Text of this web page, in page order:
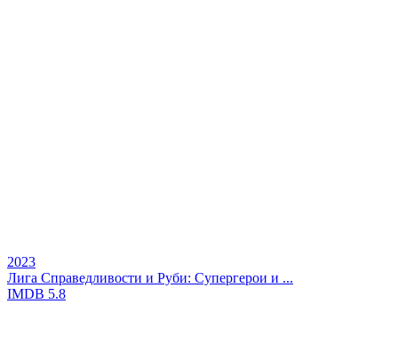
2023
Лига Справедливости и Руби: Супергерои и ...
IMDB 5.8